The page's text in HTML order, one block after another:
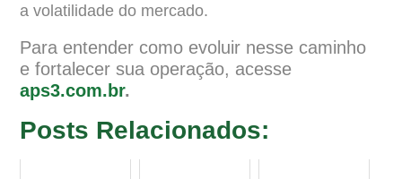
a volatilidade do mercado.
Para entender como evoluir nesse caminho
e fortalecer sua operação, acesse
aps3.com.br.
Posts Relacionados: